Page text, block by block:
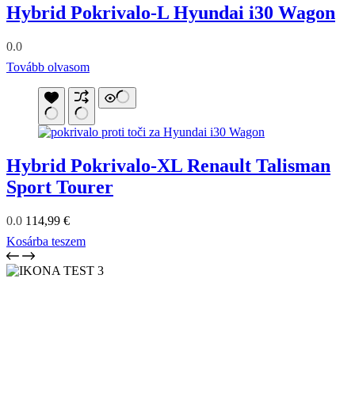
Hybrid Pokrivalo-L Hyundai i30 Wagon
0.0
Tovább olvasom
Hybrid Pokrivalo-XL Renault Talisman
Sport Tourer
0.0 114,99 €
Kosárba teszem